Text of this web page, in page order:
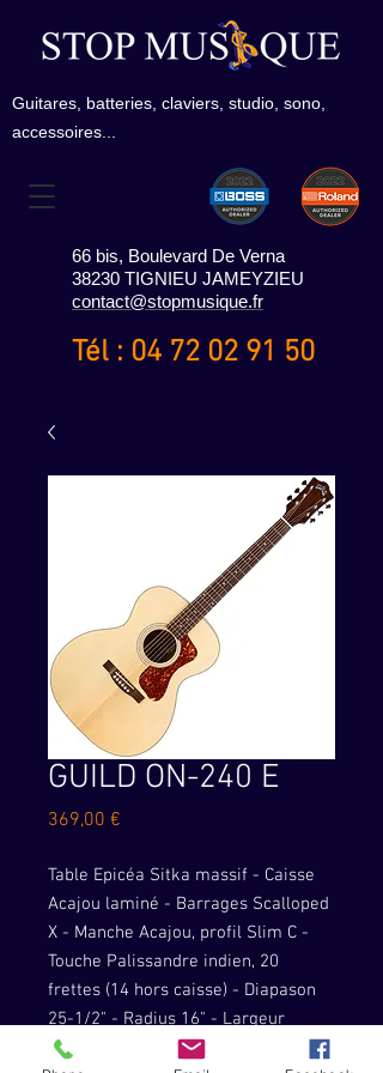
Guitares, batteries, claviers, studio, sono,
accessoires...
66 bis, Boulevard De Verna
38230 TIGNIEU JAMEYZIEU
contact@stopmusique.fr
Tél : 04 72 02 91 50
GUILD ON-240 E
369,00 €
Table Epicéa Sitka massif - Caisse
Acajou laminé - Barrages Scalloped
X - Manche Acajou, profil Slim C -
Touche Palissandre indien, 20
frettes (14 hors caisse) - Diapason
25-1/2" - Radius 16" - Largeur
manche 1e frette 1-11/16" (42.86